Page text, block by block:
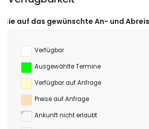
An- und Abreisedatum klicken!
Verfügbar
Ausgewählte Termine
Verfügbar auf Anfrage
Preise auf Anfrage
Ankunft nicht erlaubt